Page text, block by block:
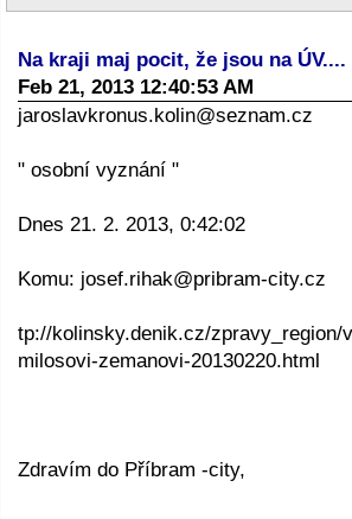
Na kraji maj pocit, že jsou na ÚV....
Feb 21, 2013 12:40:53 AM
jaroslavkronus.kolin@seznam.cz
" osobní vyznání "
Dnes 21. 2. 2013, 0:42:02
Komu: josef.rihak@pribram-city.cz
tp://kolinsky.denik.cz/
milosovi-zemanovi-20130220.html
Zdravím do Příbram -city,